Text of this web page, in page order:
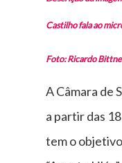
Castilho fala ao
Foto: Ricardo
A Câmara de
a partir das
tem o